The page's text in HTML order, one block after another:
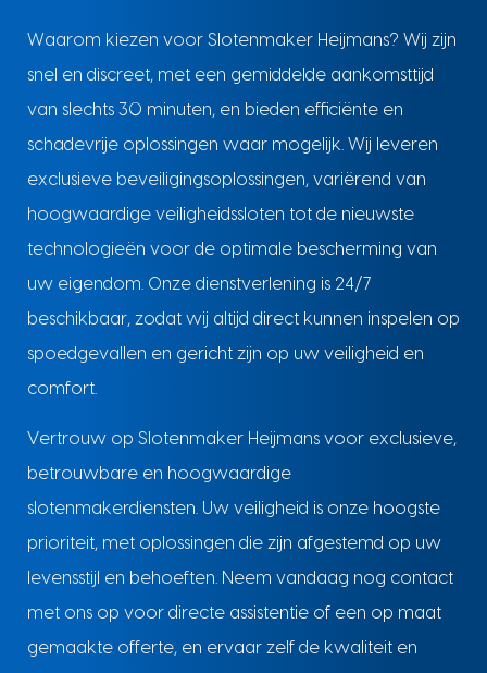
Waarom kiezen voor Slotenmaker Heijmans? Wij zijn
snel en discreet, met een gemiddelde aankomsttijd
van slechts 30 minuten, en bieden efficiënte en
schadevrije oplossingen waar mogelijk. Wij leveren
exclusieve beveiligingsoplossingen, variërend van
hoogwaardige veiligheidssloten tot de nieuwste
technologieën voor de optimale bescherming van
uw eigendom. Onze dienstverlening is 24/7
beschikbaar, zodat wij altijd direct kunnen inspelen op
spoedgevallen en gericht zijn op uw veiligheid en
comfort.
Vertrouw op Slotenmaker Heijmans voor exclusieve,
betrouwbare en hoogwaardige
slotenmakerdiensten. Uw veiligheid is onze hoogste
prioriteit, met oplossingen die zijn afgestemd op uw
levensstijl en behoeften. Neem vandaag nog contact
met ons op voor directe assistentie of een op maat
gemaakte offerte, en ervaar zelf de kwaliteit en